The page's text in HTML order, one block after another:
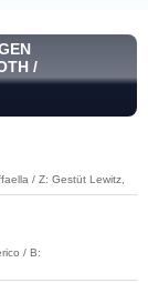
/
/ Z: Gestüt Lewitz,
/ B: